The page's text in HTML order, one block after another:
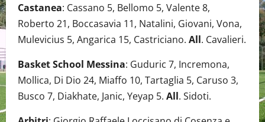
Castanea: Cassano 5, Bellomo 5, Valente 8,
Roberto 21, Boccasavia 11, Natalini, Giovani, Vona,
Mulevicius 5, Angarica 15, Castriciano. All. Cavalieri.
Basket School Messina: Guduric 7, Incremona,
Mollica, Di Dio 24, Miaffo 10, Tartaglia 5, Caruso 3,
Busco 7, Diakhate, Janic, Yeyap 5. All. Sidoti.